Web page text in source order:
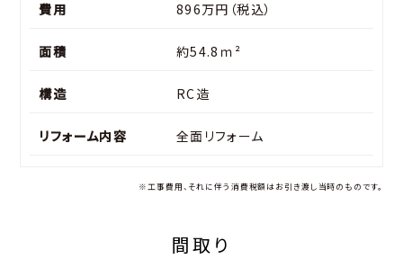
費用 896万円（税込）
面積 約54.8ｍ²
構造 RC造
リフォーム内容 全面リフォーム
※工事費用、それに伴う消費税額はお引き渡し当時のものです。
間取り